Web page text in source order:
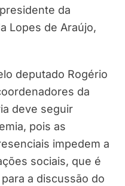
da
Lopes de Araújo,
deputado Rogério
da
deve seguir
pois as
impedem a
sociais, que é
a discussão do